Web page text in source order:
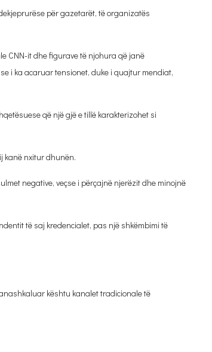
për gazetarët, të organizatës
CNN-it dhe figurave të njohura që janë
i ka acaruar tensionet, duke i quajtur mendiat,
që një gjë e tillë karakterizohet si
kanë nxitur dhunën.
negative, veçse i përçajnë njerëzit dhe minojnë
të saj kredencialet, pas një shkëmbimi të
kështu kanalet tradicionale të